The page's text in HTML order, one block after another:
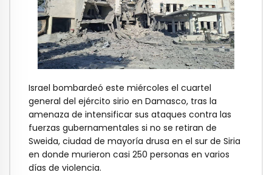
Israel bombardeó este miércoles el cuartel
general del ejército sirio en Damasco, tras la
amenaza de intensificar sus ataques contra las
fuerzas gubernamentales si no se retiran de
Sweida, ciudad de mayoría drusa en el sur de Siria
en donde murieron casi 250 personas en varios
días de violencia.